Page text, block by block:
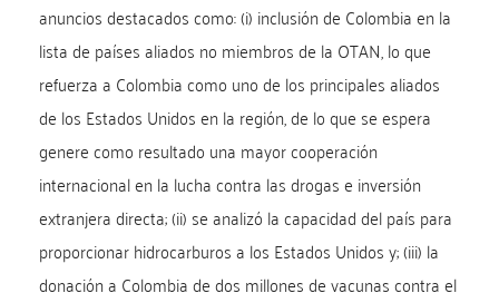
anuncios destacados como: (i) inclusión de Colombia en la
lista de países aliados no miembros de la OTAN, lo que
refuerza a Colombia como uno de los principales aliados
de los Estados Unidos en la región, de lo que se espera
genere como resultado una mayor cooperación
internacional en la lucha contra las drogas e inversión
extranjera directa; (ii) se analizó la capacidad del país para
proporcionar hidrocarburos a los Estados Unidos y; (iii) la
donación a Colombia de dos millones de vacunas contra el